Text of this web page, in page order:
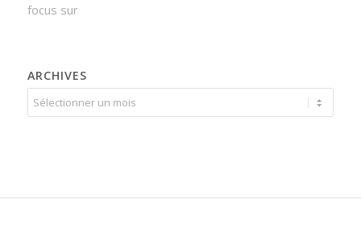
focus sur
ARCHIVES